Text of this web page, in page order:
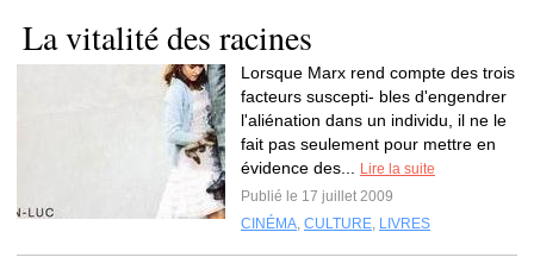
La vitalité des racines
Lorsque Marx rend compte des trois
facteurs suscepti- bles d'engendrer
l'aliénation dans un individu, il ne le
fait pas seulement pour mettre en
évidence des...
Lire la suite
Publié le 17 juillet 2009
CINÉMA, CULTURE, LIVRES